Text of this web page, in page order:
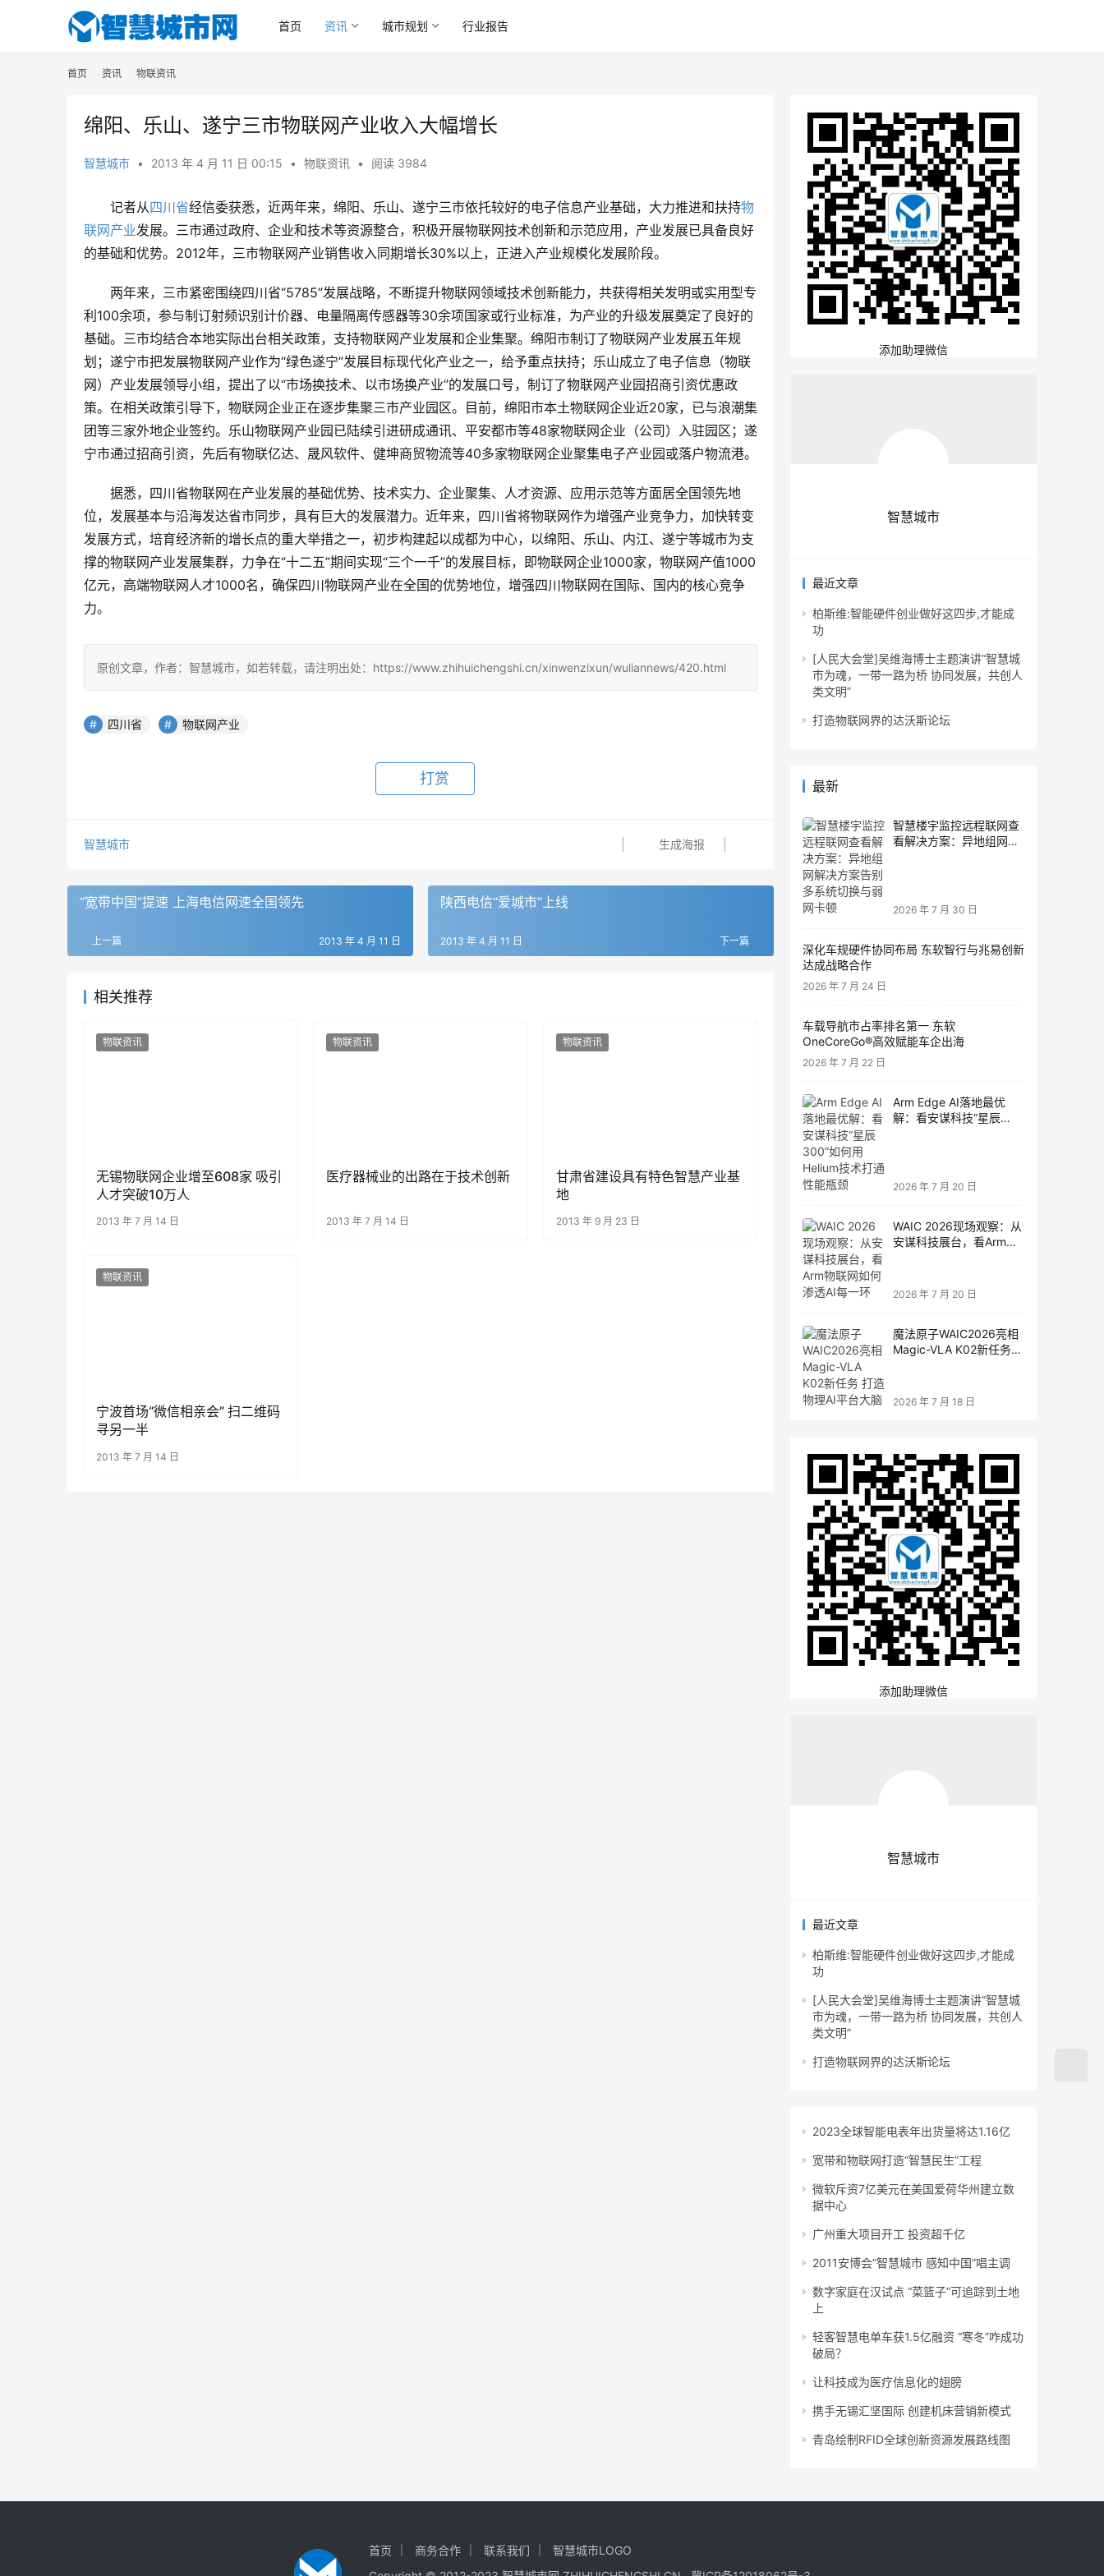
首页 资讯 城市规划 行业报告
首页 资讯 物联资讯
绵阳、乐山、遂宁三市物联网产业收入大幅增长
智慧城市 • 2013 年 4 月 11 日 00:15 • 物联资讯 • 阅读 3984
记者从四川省经信委获悉，近两年来，绵阳、乐山、遂宁三市依托较好的电子信息产业基础，大力推进和扶持物
联网产业发展。三市通过政府、企业和技术等资源整合，积极开展物联网技术创新和示范应用，产业发展已具备良好
的基础和优势。2012年，三市物联网产业销售收入同期增长30%以上，正进入产业规模化发展阶段。
两年来，三市紧密围绕四川省“5785”发展战略，不断提升物联网领域技术创新能力，共获得相关发明或实用型专
利100余项，参与制订射频识别计价器、电量隔离传感器等30余项国家或行业标准，为产业的升级发展奠定了良好的
基础。三市均结合本地实际出台相关政策，支持物联网产业发展和企业集聚。绵阳市制订了物联网产业发展五年规
划；遂宁市把发展物联网产业作为“绿色遂宁”发展目标现代化产业之一，给予重点扶持；乐山成立了电子信息（物联
网）产业发展领导小组，提出了以“市场换技术、以市场换产业”的发展口号，制订了物联网产业园招商引资优惠政
策。在相关政策引导下，物联网企业正在逐步集聚三市产业园区。目前，绵阳市本土物联网企业近20家，已与浪潮集
团等三家外地企业签约。乐山物联网产业园已陆续引进研成通讯、平安都市等48家物联网企业（公司）入驻园区；遂
宁市通过招商引资，先后有物联亿达、晟风软件、健坤商贸物流等40多家物联网企业聚集电子产业园或落户物流港。
据悉，四川省物联网在产业发展的基础优势、技术实力、企业聚集、人才资源、应用示范等方面居全国领先地
位，发展基本与沿海发达省市同步，具有巨大的发展潜力。近年来，四川省将物联网作为增强产业竞争力，加快转变
发展方式，培育经济新的增长点的重大举措之一，初步构建起以成都为中心，以绵阳、乐山、内江、遂宁等城市为支
撑的物联网产业发展集群，力争在“十二五”期间实现“三个一千”的发展目标，即物联网企业1000家，物联网产值1000
亿元，高端物联网人才1000名，确保四川物联网产业在全国的优势地位，增强四川物联网在国际、国内的核心竞争
力。
原创文章，作者：智慧城市，如若转载，请注明出处：https://www.zhihuichengshi.cn/xinwenzixun/wuliannews/420.html
四川省 物联网产业
打赏
智慧城市 生成海报
“宽带中国”提速 上海电信网速全国领先
上一篇 2013 年 4 月 11 日
陕西电信“爱城市”上线
下一篇
2013 年 4 月 11 日
相关推荐
物联资讯
无锡物联网企业增至608家 吸引
人才突破10万人
2013 年 7 月 14 日
物联资讯
医疗器械业的出路在于技术创新
2013 年 7 月 14 日
物联资讯
甘肃省建设具有特色智慧产业基
地
2013 年 9 月 23 日
物联资讯
宁波首场“微信相亲会” 扫二维码
寻另一半
2013 年 7 月 14 日
添加助理微信
智慧城市
最近文章
柏斯维:智能硬件创业做好这四步,才能成
功
[人民大会堂]吴维海博士主题演讲“智慧城
市为魂，一带一路为桥 协同发展，共创人
类文明”
打造物联网界的达沃斯论坛
最新
智慧楼宇监控远程联网查
看解决方案：异地组网解
2026 年 7 月 30 日
深化车规硬件协同布局 东软智行与兆易创新
达成战略合作
2026 年 7 月 24 日
车载导航市占率排名第一 东软
OneCoreGo®高效赋能车企出海
2026 年 7 月 22 日
Arm Edge AI落地最优
解：看安谋科技“星辰
2026 年 7 月 20 日
WAIC 2026现场观察：从
安谋科技展台，看Arm物
2026 年 7 月 20 日
魔法原子WAIC2026亮相
Magic-VLA K02新任务
2026 年 7 月 18 日
添加助理微信
智慧城市
最近文章
柏斯维:智能硬件创业做好这四步,才能成
功
[人民大会堂]吴维海博士主题演讲“智慧城
市为魂，一带一路为桥 协同发展，共创人
类文明”
打造物联网界的达沃斯论坛
2023全球智能电表年出货量将达1.16亿
宽带和物联网打造“智慧民生”工程
微软斥资7亿美元在美国爱荷华州建立数
据中心
广州重大项目开工 投资超千亿
2011安博会“智慧城市 感知中国”唱主调
数字家庭在汉试点 “菜篮子”可追踪到土地
上
轻客智慧电单车获1.5亿融资 “寒冬”咋成功
破局？
让科技成为医疗信息化的翅膀
携手无锡汇坚国际 创建机床营销新模式
青岛绘制RFID全球创新资源发展路线图
首页 商务合作 联系我们
智慧城市LOGO